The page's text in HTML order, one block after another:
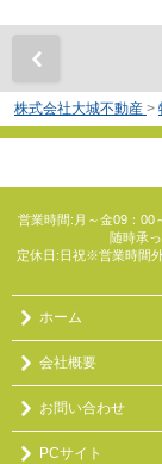
株式会社大城不動産 >
営業時間:月～金09：
随時承
定休日:日祝※営業時間
ホーム
会社概要
お問い合わせ
PCサイト